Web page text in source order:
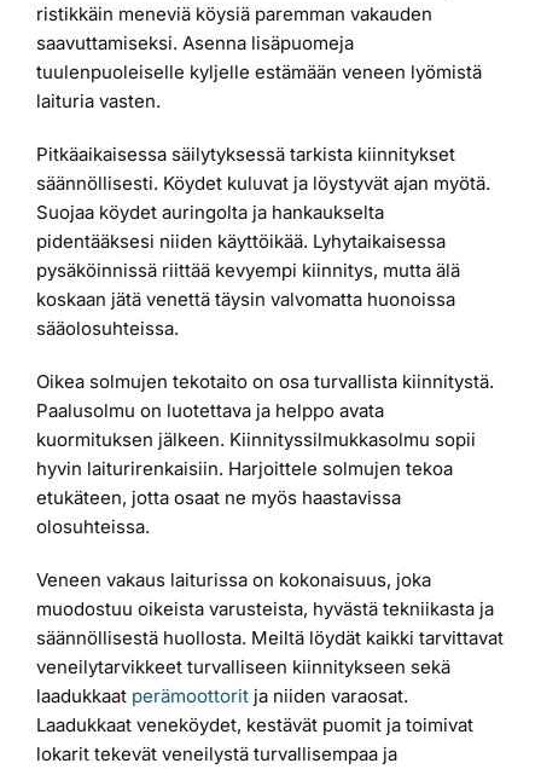
ristikkäin meneviä köysiä paremman vakauden
saavuttamiseksi. Asenna lisäpuomeja
tuulenpuoleiselle kyljelle estämään veneen lyömistä
laituria vasten.
Pitkäaikaisessa säilytyksessä tarkista kiinnitykset
säännöllisesti. Köydet kuluvat ja löystyvät ajan myötä.
Suojaa köydet auringolta ja hankaukselta
pidentääksesi niiden käyttöikää. Lyhytaikaisessa
pysäköinnissä riittää kevyempi kiinnitys, mutta älä
koskaan jätä venettä täysin valvomatta huonoissa
sääolosuhteissa.
Oikea solmujen tekotaito on osa turvallista kiinnitystä.
Paalusolmu on luotettava ja helppo avata
kuormituksen jälkeen. Kiinnityssilmukkasolmu sopii
hyvin laiturirenkaisiin. Harjoittele solmujen tekoa
etukäteen, jotta osaat ne myös haastavissa
olosuhteissa.
Veneen vakaus laiturissa on kokonaisuus, joka
muodostuu oikeista varusteista, hyvästä tekniikasta ja
säännöllisestä huollosta. Meiltä löydät kaikki tarvittavat
veneilytarvikkeet turvalliseen kiinnitykseen sekä
laadukkaat perämoottorit ja niiden varaosat.
Laadukkaat veneköydet, kestävät puomit ja toimivat
lokarit tekevät veneilystä turvallisempaa ja